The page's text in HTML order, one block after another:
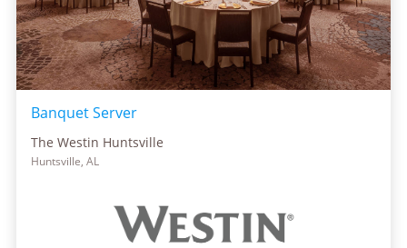
Banquet Server
The Westin Huntsville
Huntsville, AL